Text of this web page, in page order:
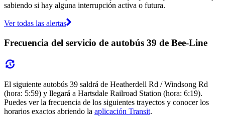
sabiendo si hay alguna interrupción activa o futura.
Ver todas las alertas
Frecuencia del servicio de autobús 39 de Bee-Line
El siguiente autobús 39 saldrá de Heatherdell Rd / Windsong Rd
(hora: 5:59) y llegará a Hartsdale Railroad Station (hora: 6:19).
Puedes ver la frecuencia de los siguientes trayectos y conocer los
horarios exactos abriendo la aplicación Transit.